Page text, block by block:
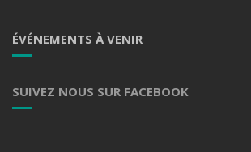
ÉVÉNEMENTS À VENIR
SUIVEZ NOUS SUR FACEBOOK